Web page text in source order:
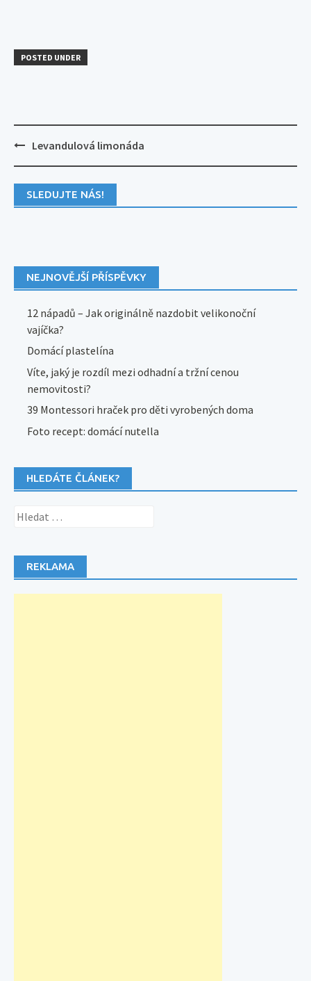
POSTED UNDER
Post
navigation
Levandulová limonáda
SLEDUJTE NÁS!
NEJNOVĚJŠÍ PŘÍSPĚVKY
12 nápadů – Jak originálně nazdobit velikonoční
vajíčka?
Domácí plastelína
Víte, jaký je rozdíl mezi odhadní a tržní cenou
nemovitosti?
39 Montessori hraček pro děti vyrobených doma
Foto recept: domácí nutella
HLEDÁTE ČLÁNEK?
Vyhledávání
REKLAMA